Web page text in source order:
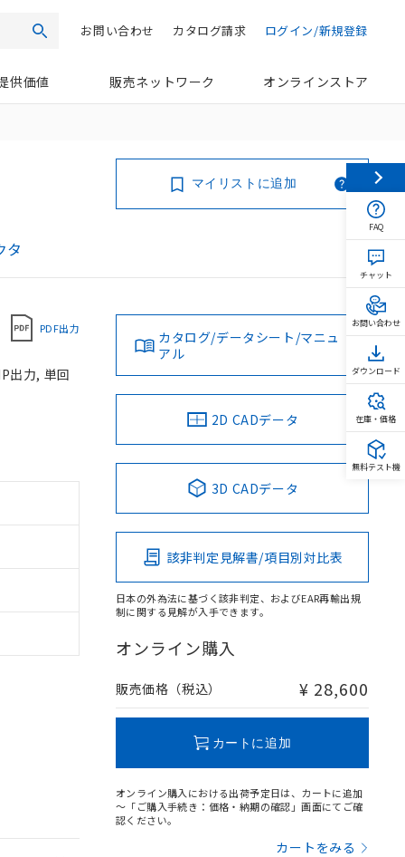
検索 ログイン/新規登録
カタログ請求
お問い合わせ
供価値 販売ネットワーク オンラインストア
タ
マイリストに追加
PDF出力
出力, 単回
カタログ/データシート/マニュ
アル
2D CADデータ
3D CADデータ
該非判定見解書/項目別対比表
日本の外為法に基づく該非判定、およびEAR再輸出規
制に関する見解が入手できます。
オンライン購入
販売価格（税込） ¥ 28,600
カートに追加
オンライン購入における出荷予定日は、カートに追加
～「ご購入手続き：価格・納期の確認」画面にてご確
認ください。
カートをみる
FAQ
チャット
お問い合わせ
ダウンロード
在庫・価格
無料テスト機